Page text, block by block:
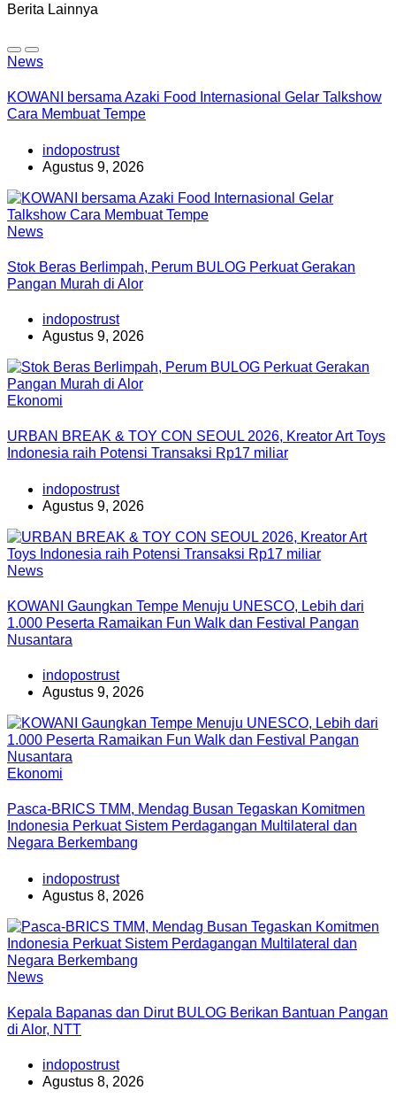
Berita Lainnya
News
KOWANI bersama Azaki Food Internasional Gelar Talkshow
Cara Membuat Tempe
indopostrust
Agustus 9, 2026
News
Stok Beras Berlimpah, Perum BULOG Perkuat Gerakan
Pangan Murah di Alor
indopostrust
Agustus 9, 2026
Ekonomi
URBAN BREAK & TOY CON SEOUL 2026, Kreator Art Toys
Indonesia raih Potensi Transaksi Rp17 miliar
indopostrust
Agustus 9, 2026
News
KOWANI Gaungkan Tempe Menuju UNESCO, Lebih dari
1.000 Peserta Ramaikan Fun Walk dan Festival Pangan
Nusantara
indopostrust
Agustus 9, 2026
Ekonomi
Pasca-BRICS TMM, Mendag Busan Tegaskan Komitmen
Indonesia Perkuat Sistem Perdagangan Multilateral dan
Negara Berkembang
indopostrust
Agustus 8, 2026
News
Kepala Bapanas dan Dirut BULOG Berikan Bantuan Pangan
di Alor, NTT
indopostrust
Agustus 8, 2026